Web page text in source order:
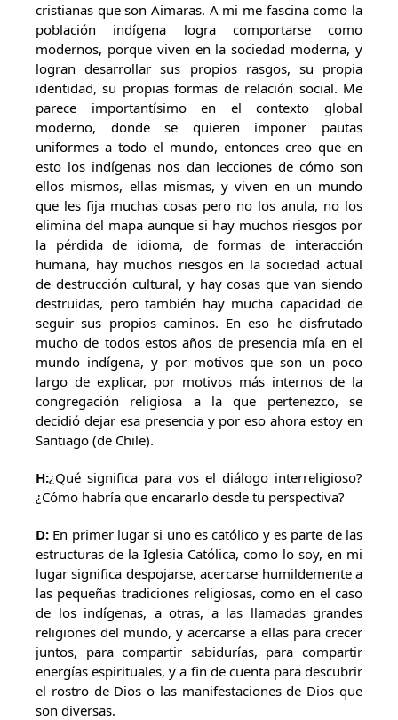
cristianas que son Aimaras. A mi me fascina como la
población indígena logra comportarse como
modernos, porque viven en la sociedad moderna, y
logran desarrollar sus propios rasgos, su propia
identidad, su propias formas de relación social. Me
parece importantísimo en el contexto global
moderno, donde se quieren imponer pautas
uniformes a todo el mundo, entonces creo que en
esto los indígenas nos dan lecciones de cómo son
ellos mismos, ellas mismas, y viven en un mundo
que les fija muchas cosas pero no los anula, no los
elimina del mapa aunque si hay muchos riesgos por
la pérdida de idioma, de formas de interacción
humana, hay muchos riesgos en la sociedad actual
de destrucción cultural, y hay cosas que van siendo
destruidas, pero también hay mucha capacidad de
seguir sus propios caminos. En eso he disfrutado
mucho de todos estos años de presencia mía en el
mundo indígena, y por motivos que son un poco
largo de explicar, por motivos más internos de la
congregación religiosa a la que pertenezco, se
decidió dejar esa presencia y por eso ahora estoy en
Santiago (de Chile).
H:¿Qué significa para vos el diálogo interreligioso?
¿Cómo habría que encararlo desde tu perspectiva?
D: En primer lugar si uno es católico y es parte de las
estructuras de la Iglesia Católica, como lo soy, en mi
lugar significa despojarse, acercarse humildemente a
las pequeñas tradiciones religiosas, como en el caso
de los indígenas, a otras, a las llamadas grandes
religiones del mundo, y acercarse a ellas para crecer
juntos, para compartir sabidurías, para compartir
energías espirituales, y a fin de cuenta para descubrir
el rostro de Dios o las manifestaciones de Dios que
son diversas.